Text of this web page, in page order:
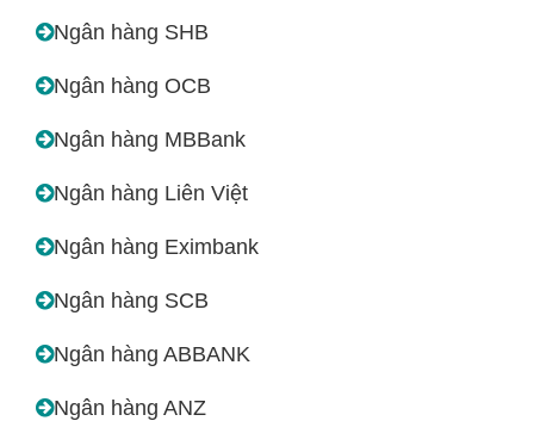
Ngân hàng SHB
Ngân hàng OCB
Ngân hàng MBBank
Ngân hàng Liên Việt
Ngân hàng Eximbank
Ngân hàng SCB
Ngân hàng ABBANK
Ngân hàng ANZ